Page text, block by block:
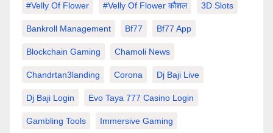
#velly Of Flower #velly Of Flower कौशल 3D Slots
Bankroll Management Bf77 Bf77 App
Blockchain Gaming Chamoli News
Chandrtan3landing Corona Dj Baji Live
Dj Baji Login Evo Taya 777 Casino Login
Gambling Tools Immersive Gaming